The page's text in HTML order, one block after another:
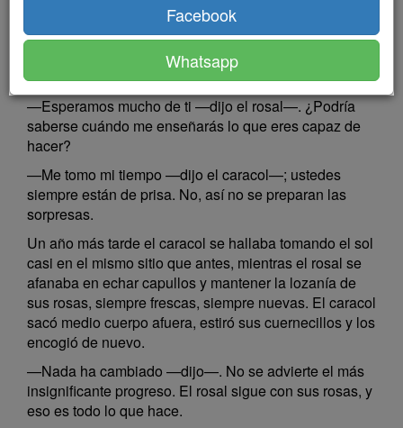
—¡Paciencia! —decía el caracol—. Ya llegará mi hora.
Haré mucho más que dar rosas o avellanas,
muchísimo más que dar leche como las vacas y las
ovejas.
—Esperamos mucho de ti —dijo el rosal—. ¿Podría
saberse cuándo me enseñarás lo que eres capaz de
hacer?
—Me tomo mi tiempo —dijo el caracol—; ustedes
siempre están de prisa. No, así no se preparan las
sorpresas.
Un año más tarde el caracol se hallaba tomando el sol
casi en el mismo sitio que antes, mientras el rosal se
afanaba en echar capullos y mantener la lozanía de
sus rosas, siempre frescas, siempre nuevas. El caracol
sacó medio cuerpo afuera, estiró sus cuernecillos y los
encogió de nuevo.
—Nada ha cambiado —dijo—. No se advierte el más
insignificante progreso. El rosal sigue con sus rosas, y
eso es todo lo que hace.
Facebook
Whatsapp